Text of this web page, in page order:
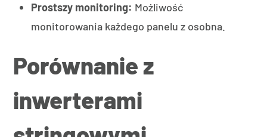
Prostszy monitoring: Możliwość
monitorowania każdego panelu z osobna.
Porównanie z
inwerterami